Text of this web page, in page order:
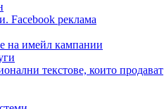
Facebook реклама
на имейл кампании
текстове, които продават